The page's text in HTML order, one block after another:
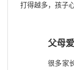
打得越多，孩子
父母
很多家长